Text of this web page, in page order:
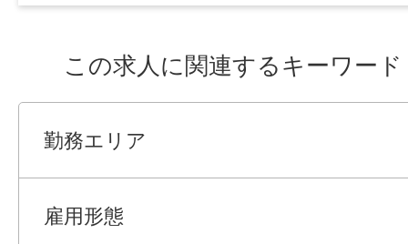
この求人に関連するキーワード
勤務エリア
雇用形態